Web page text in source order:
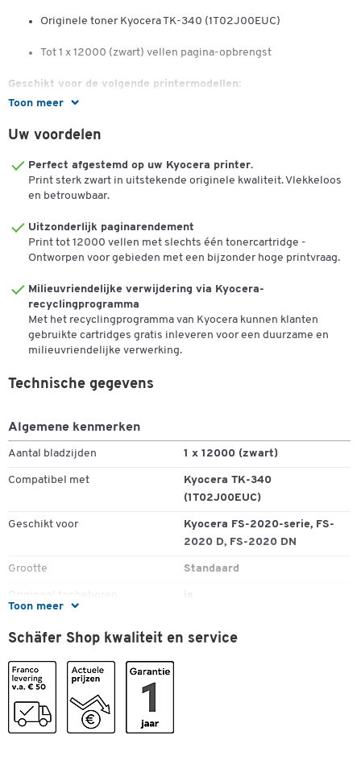
Toon meer
Originele toner Kyocera TK-340 (1T02J00EUC)
Tot 1 x 12000 (zwart) vellen pagina-opbrengst
Geschikt voor de volgende printermodellen:
Uw voordelen
Perfect afgestemd op uw Kyocera printer.
Print sterk zwart in uitstekende originele kwaliteit. Vlekkeloos
en betrouwbaar.
Uitzonderlijk paginarendement
Print tot 12000 vellen met slechts één tonercartridge -
Ontworpen voor gebieden met een bijzonder hoge printvraag.
Milieuvriendelijke verwijdering via Kyocera-
recyclingprogramma
Met het recyclingprogramma van Kyocera kunnen klanten
gebruikte cartridges gratis inleveren voor een duurzame en
milieuvriendelijke verwerking.
Toon meer
Technische gegevens
Algemene kenmerken
Aantal bladzijden 1 x 12000 (zwart)
Compatibel met
Kyocera TK-340
(1T02J00EUC)
Geschikt voor
Kyocera FS-2020-serie, FS-
2020 D, FS-2020 DN
Grootte Standaard
Origineel toebehoren
Type
Kleuren
Kleur
Schäfer Shop kwaliteit en service
Dubbelklik om in te zoomen